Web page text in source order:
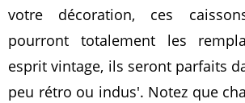
votre décoration, ces
pourront totalement les
esprit vintage, ils seront parfaits
peu rétro ou indus'. Notez que